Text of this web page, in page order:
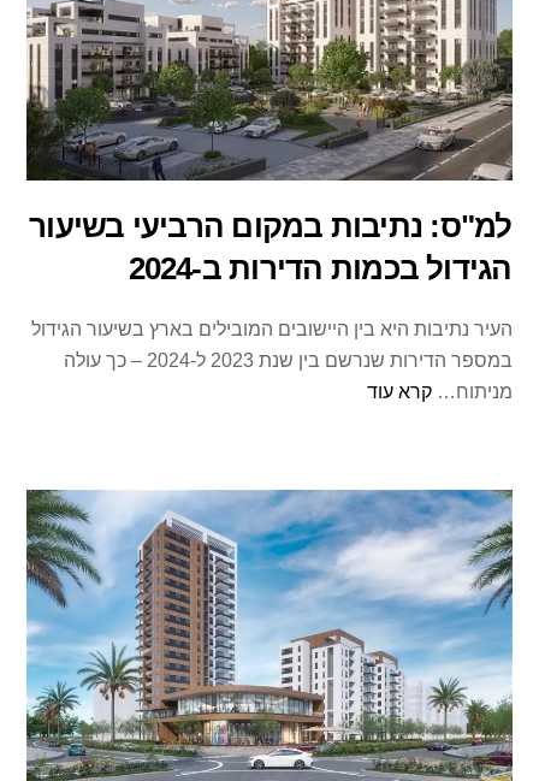
למ"ס: נתיבות במקום הרביעי בשיעור
הגידול בכמות הדירות ב-2024
העיר נתיבות היא בין היישובים המובילים בארץ בשיעור הגידול
במספר הדירות שנרשם בין שנת 2023 ל-2024 – כך עולה
מניתוח…קרא עוד